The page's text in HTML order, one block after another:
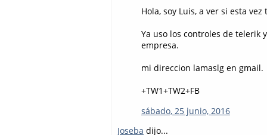
Hola, soy Luis, a ver si esta
Ya uso los controles de telerik
empresa.
mi direccion lamaslg en gmail.
+TW1+TW2+FB
sábado, 25 junio, 2016
Joseba dijo...